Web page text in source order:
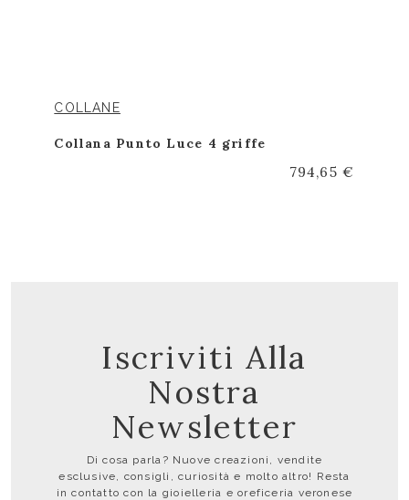
COLLANE
Collana Punto Luce 4 griffe
794,65 €
Iscriviti Alla
Nostra
Newsletter
Di cosa parla? Nuove creazioni, vendite
esclusive, consigli, curiosità e molto altro! Resta
in contatto con la gioielleria e oreficeria veronese